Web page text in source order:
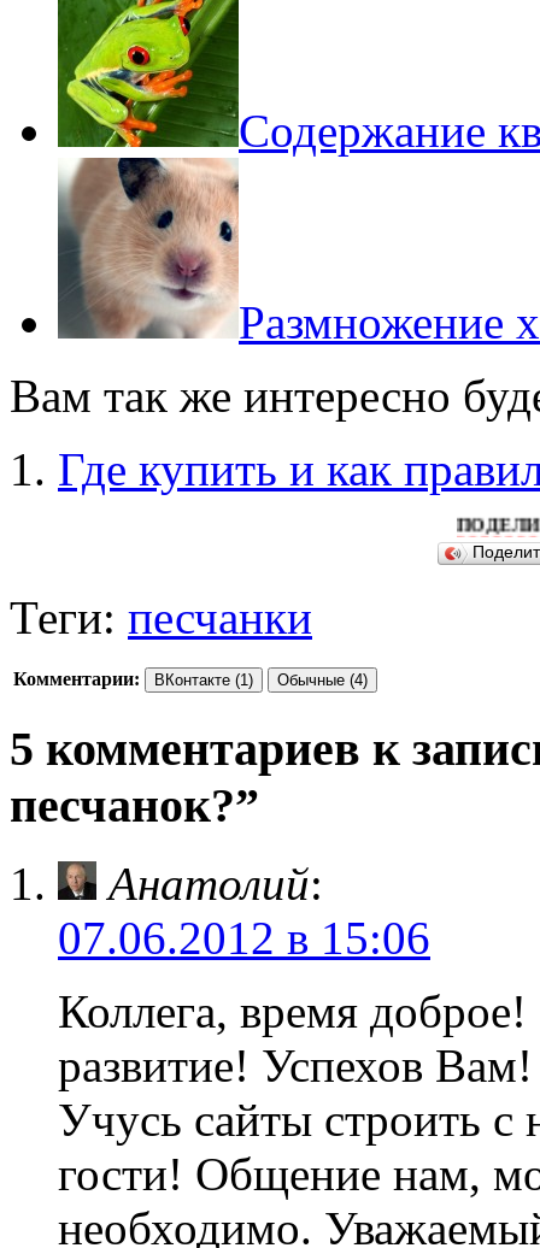
Содержание
Размножение
Вам так же интересно
Где купить и как
ПОДЕЛИТЕСЬ
Теги: песчанки
Комментарии: ВКонтакте (1) Обычные (4)
5 комментариев к
песчанок?”
Анатолий:
07.06.2012 в 15:06
Коллега, время
развитие! Успехов
Учусь сайты строить с
гости! Общение нам,
необходимо.